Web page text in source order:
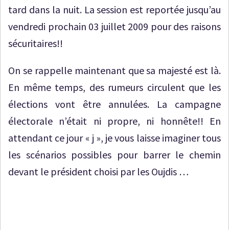
tard dans la nuit. La session est reportée jusqu’au
vendredi prochain 03 juillet 2009 pour des raisons
sécuritaires!!
On se rappelle maintenant que sa majesté est là.
En même temps, des rumeurs circulent que les
élections vont être annulées. La campagne
électorale n’était ni propre, ni honnête!! En
attendant ce jour « j », je vous laisse imaginer tous
les scénarios possibles pour barrer le chemin
devant le président choisi par les Oujdis …